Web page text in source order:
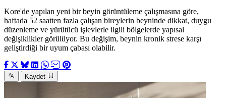
Kore'de yapılan yeni bir beyin görüntüleme çalışmasına göre,
haftada 52 saatten fazla çalışan bireylerin beyninde dikkat, duygu
düzenleme ve yürütücü işlevlerle ilgili bölgelerde yapısal
değişiklikler görülüyor. Bu değişim, beynin kronik strese karşı
geliştirdiği bir uyum çabası olabilir.
Kaydet